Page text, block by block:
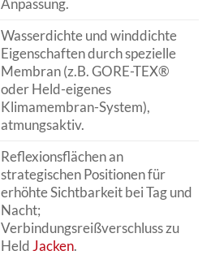
Anpassung.
Wasserdichte und winddichte
Eigenschaften durch spezielle
Membran (z.B. GORE-TEX®
oder Held-eigenes
Klimamembran-System),
atmungsaktiv.
Reflexionsflächen an
strategischen Positionen für
erhöhte Sichtbarkeit bei Tag und
Nacht;
Verbindungsreißverschluss zu
Held Jacken.